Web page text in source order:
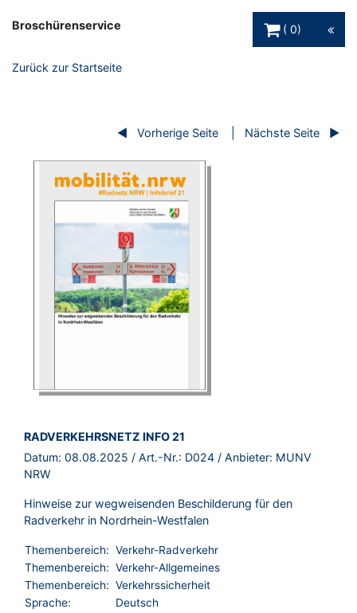
Broschürenservice
0
Zurück zur Startseite
Vorherige Seite Nächste Seite
BROSCHÜRE:
RADVERKEHRSNETZ INFO 21
Datum: 08.08.2025 / Art.-Nr.: D024 / Anbieter: MUNV
NRW
Hinweise zur wegweisenden Beschilderung für den
Radverkehr in Nordrhein-Westfalen
Themenbereich: Verkehr-Radverkehr
Themenbereich: Verkehr-Allgemeines
Themenbereich: Verkehrssicherheit
Sprache:
Deutsch